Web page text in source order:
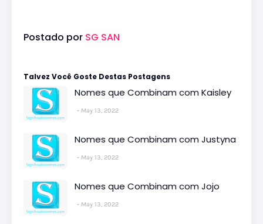
Postado por SG SAN
Talvez Você Goste Destas Postagens
Nomes que Combinam com Kaisley
May 13, 2022
Nomes que Combinam com Justyna
May 13, 2022
Nomes que Combinam com Jojo
May 13, 2022